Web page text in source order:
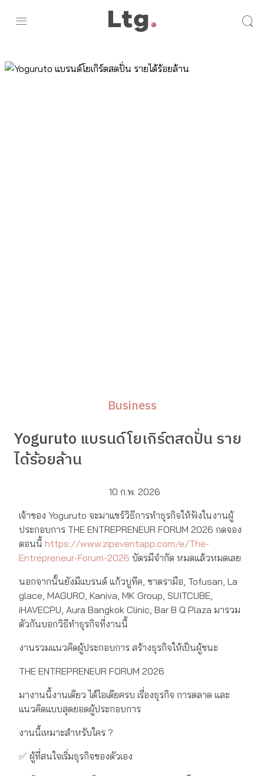
Business
Yoguruto แบรนด์โยเกิร์ตสดปั่น ราย
ได้ร้อยล้าน
10 ก.พ. 2026
เจ้าของ Yoguruto จะมาแชร์วิธีการทำธุรกิจให้ฟังในงานผู้
ประกอบการ THE ENTREPRENEUR FORUM 2026 กดจอง
ตอนนี้ https://www.zipeventapp.com/e/The-
Entrepreneur-Forum-2026 บัตรมีจำกัด หมดแล้วหมดเลย
นอกจากนั้นยังมีแบรนด์ แก้วบูทีค, ชาตรามือ, Tofusan, La
glace, MAGURO, Kaniva, MK Group, SUITCUBE,
iHAVECPU, Aura Bangkok Clinic, Bar B Q Plaza มารวม
ตัวกันบอกวิธีทำธุรกิจที่งานนี้
งานรวมแนวคิดผู้ประกอบการ สร้างธุรกิจให้เป็นผู้ชนะ
THE ENTREPRENEUR FORUM 2026
มางานนี้งานเดียว ได้ไอเดียครบ เรื่องธุรกิจ การตลาด และ
แนวคิดแบบสุดยอดผู้ประกอบการ
งานนี้เหมาะสำหรับใคร ?
✅ ผู้ที่สนใจเริ่มธุรกิจของตัวเอง